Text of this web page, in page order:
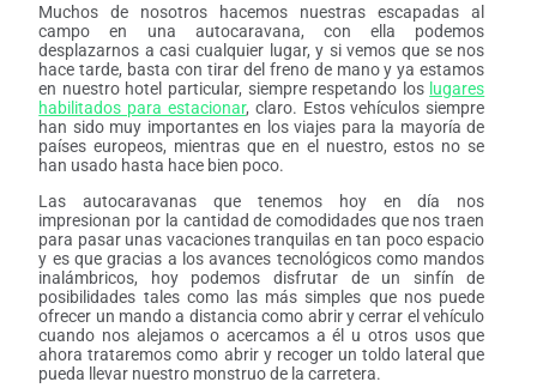
Muchos de nosotros hacemos nuestras escapadas al
campo en una autocaravana, con ella podemos
desplazarnos a casi cualquier lugar, y si vemos que se nos
hace tarde, basta con tirar del freno de mano y ya estamos
en nuestro hotel particular, siempre respetando los lugares
habilitados para estacionar, claro. Estos vehículos siempre
han sido muy importantes en los viajes para la mayoría de
países europeos, mientras que en el nuestro, estos no se
han usado hasta hace bien poco.
Las autocaravanas que tenemos hoy en día nos
impresionan por la cantidad de comodidades que nos traen
para pasar unas vacaciones tranquilas en tan poco espacio
y es que gracias a los avances tecnológicos como mandos
inalámbricos, hoy podemos disfrutar de un sinfín de
posibilidades tales como las más simples que nos puede
ofrecer un mando a distancia como abrir y cerrar el vehículo
cuando nos alejamos o acercamos a él u otros usos que
ahora trataremos como abrir y recoger un toldo lateral que
pueda llevar nuestro monstruo de la carretera.